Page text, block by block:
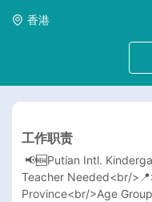
香港
工作职责
Teacher Needed<br/
Province<br/>Age